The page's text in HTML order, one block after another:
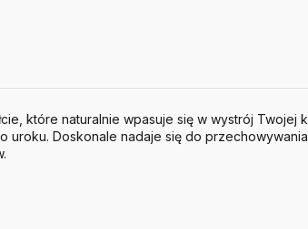
które naturalnie wpasuje się w wystrój Twojej
uroku. Doskonale nadaje się do